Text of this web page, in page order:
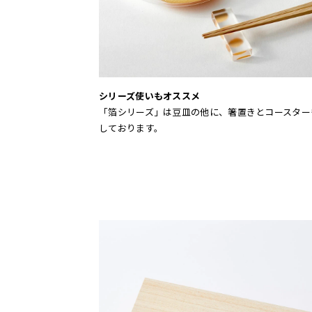
シリーズ使いもオススメ
「箔シリーズ」は豆皿の他に、箸置きとコースタ
しております。